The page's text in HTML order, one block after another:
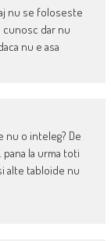
nu se foloseste
dar nu
nu e asa
nu o inteleg? De
la urma toti
alte tabloide nu